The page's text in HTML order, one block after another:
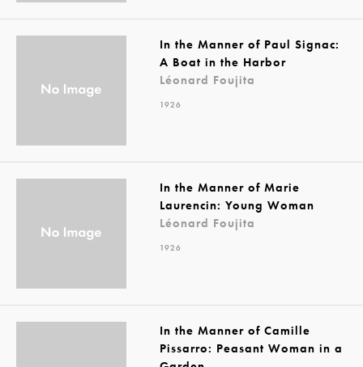
In the Manner of Paul Signac:
A Boat in the Harbor
Léonard Foujita
1926
In the Manner of Marie
Laurencin: Young Woman
Léonard Foujita
1926
In the Manner of Camille
Pissarro: Peasant Woman in a